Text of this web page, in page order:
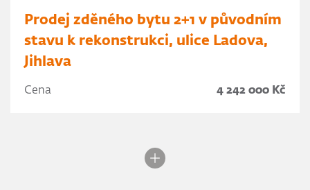
Prodej zděného bytu 2+1 v původním
stavu k rekonstrukci, ulice Ladova,
Jihlava
Cena 4 242 000 Kč